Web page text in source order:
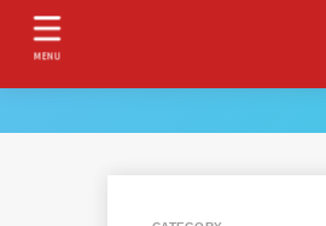
MENU